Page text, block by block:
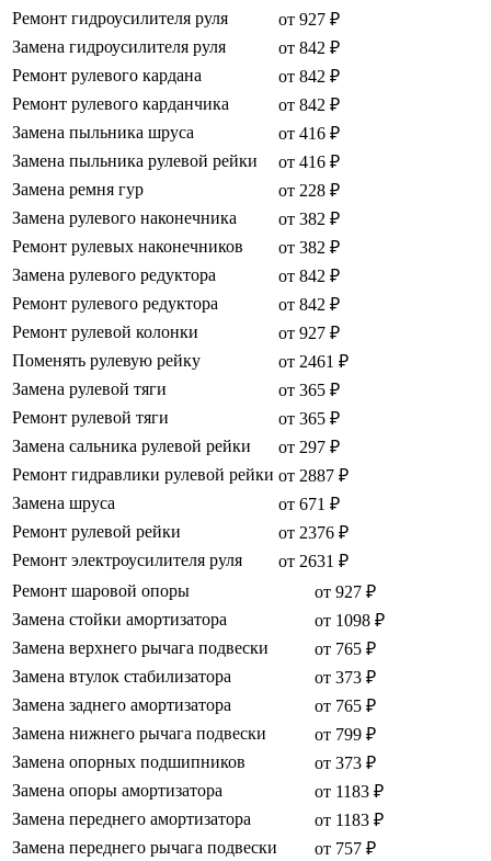
Ремонт гидроусилителя руля
от 927 ₽
Замена гидроусилителя руля
от 842 ₽
Ремонт рулевого кардана
от 842 ₽
Ремонт рулевого карданчика
от 842 ₽
Замена пыльника шруса
от 416 ₽
Замена пыльника рулевой рейки
от 416 ₽
Замена ремня гур
от 228 ₽
Замена рулевого наконечника
от 382 ₽
Ремонт рулевых наконечников
от 382 ₽
Замена рулевого редуктора
от 842 ₽
Ремонт рулевого редуктора
от 842 ₽
Ремонт рулевой колонки
от 927 ₽
Поменять рулевую рейку
от 2461 ₽
Замена рулевой тяги
от 365 ₽
Ремонт рулевой тяги
от 365 ₽
Замена сальника рулевой рейки
от 297 ₽
Ремонт гидравлики рулевой рейки от 2887 ₽
Замена шруса
от 671 ₽
Ремонт рулевой рейки
от 2376 ₽
Ремонт электроусилителя руля
от 2631 ₽
Ремонт шаровой опоры
от 927 ₽
Замена стойки амортизатора
от 1098 ₽
Замена верхнего рычага подвески
от 765 ₽
Замена втулок стабилизатора
от 373 ₽
Замена заднего амортизатора
от 765 ₽
Замена нижнего рычага подвески
от 799 ₽
Замена опорных подшипников
от 373 ₽
Замена опоры амортизатора
от 1183 ₽
Замена переднего амортизатора
от 1183 ₽
Замена переднего рычага подвески
от 757 ₽